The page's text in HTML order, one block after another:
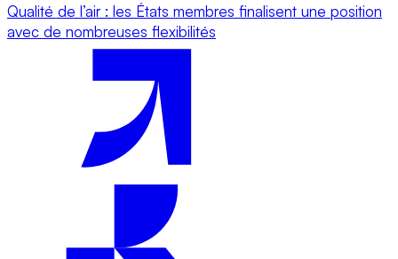
Qualité de l’air : les États membres finalisent une position
avec de nombreuses flexibilités